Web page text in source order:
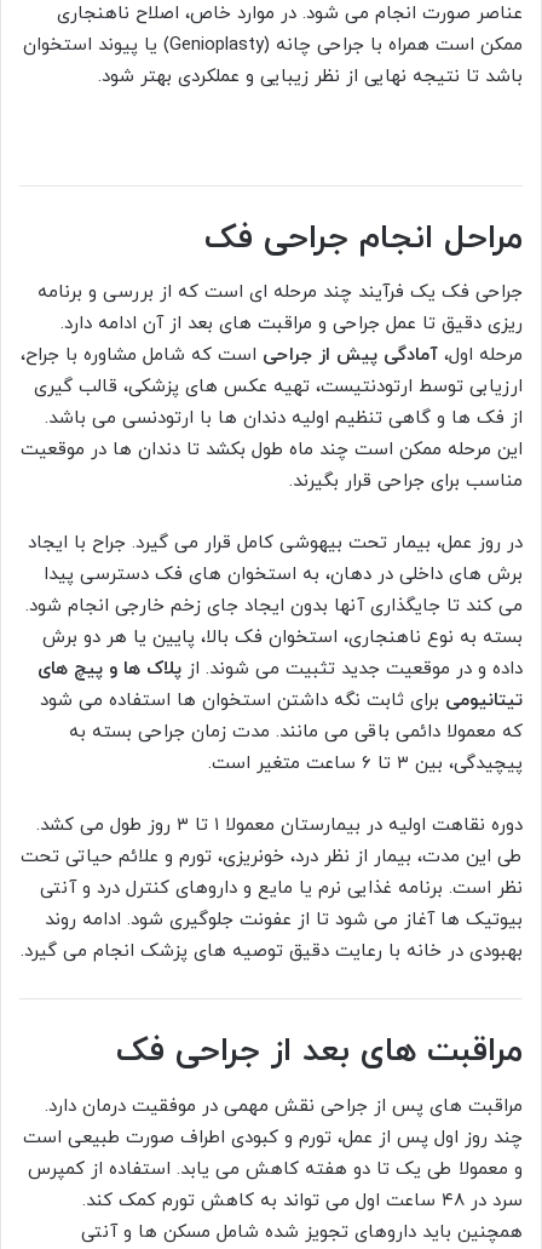
عناصر صورت انجام می شود. در موارد خاص، اصلاح ناهنجاری
ممکن است همراه با جراحی چانه (Genioplasty) یا پیوند استخوان
باشد تا نتیجه نهایی از نظر زیبایی و عملکردی بهتر شود.
مراحل انجام جراحی فک
جراحی فک یک فرآیند چند مرحله ای است که از بررسی و برنامه
ریزی دقیق تا عمل جراحی و مراقبت های بعد از آن ادامه دارد.
مرحله اول، آمادگی پیش از جراحی است که شامل مشاوره با جراح،
ارزیابی توسط ارتودنتیست، تهیه عکس های پزشکی، قالب گیری
از فک ها و گاهی تنظیم اولیه دندان ها با ارتودنسی می باشد.
این مرحله ممکن است چند ماه طول بکشد تا دندان ها در موقعیت
مناسب برای جراحی قرار بگیرند.
در روز عمل، بیمار تحت بیهوشی کامل قرار می گیرد. جراح با ایجاد
برش های داخلی در دهان، به استخوان های فک دسترسی پیدا
می کند تا جایگذاری آنها بدون ایجاد جای زخم خارجی انجام شود.
بسته به نوع ناهنجاری، استخوان فک بالا، پایین یا هر دو برش
داده و در موقعیت جدید تثبیت می شوند. از پلاک ها و پیچ های
تیتانیومی برای ثابت نگه داشتن استخوان ها استفاده می شود
که معمولا دائمی باقی می مانند. مدت زمان جراحی بسته به
پیچیدگی، بین ۳ تا ۶ ساعت متغیر است.
دوره نقاهت اولیه در بیمارستان معمولا ۱ تا ۳ روز طول می کشد.
طی این مدت، بیمار از نظر درد، خونریزی، تورم و علائم حیاتی تحت
نظر است. برنامه غذایی نرم یا مایع و داروهای کنترل درد و آنتی
بیوتیک ها آغاز می شود تا از عفونت جلوگیری شود. ادامه روند
بهبودی در خانه با رعایت دقیق توصیه های پزشک انجام می گیرد.
مراقبت های بعد از جراحی فک
مراقبت های پس از جراحی نقش مهمی در موفقیت درمان دارد.
چند روز اول پس از عمل، تورم و کبودی اطراف صورت طبیعی است
و معمولا طی یک تا دو هفته کاهش می یابد. استفاده از کمپرس
سرد در ۴۸ ساعت اول می تواند به کاهش تورم کمک کند.
همچنین باید داروهای تجویز شده شامل مسکن ها و آنتی